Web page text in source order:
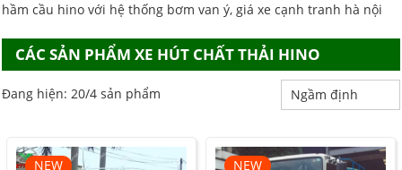
hầm cầu hino với hệ thống bơm van ý, giá xe cạnh tranh hà nội
CÁC SẢN PHẨM XE HÚT CHẤT THẢI HINO
Đang hiện: 20/4 sản phẩm
NEW NEW